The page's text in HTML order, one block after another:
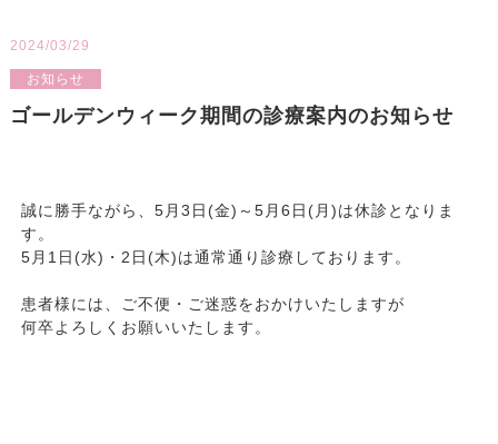
2024/03/29
お知らせ
ゴールデンウィーク期間の診療案内のお知らせ
誠に勝手ながら、5月3日(金)～5月6日(月)は休診となりま
す。
5月1日(水)・2日(木)は通常通り診療しております。
患者様には、ご不便・ご迷惑をおかけいたしますが
何卒よろしくお願いいたします。